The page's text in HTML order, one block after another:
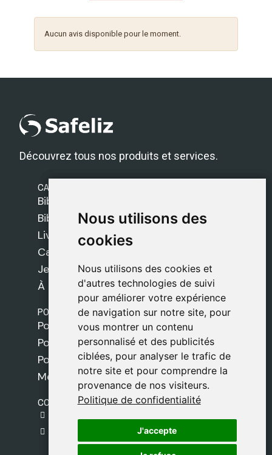
Nous utilisons des
cookies
Nous utilisons des cookies et
d'autres technologies de suivi
pour améliorer votre expérience
de navigation sur notre site, pour
vous montrer un contenu
personnalisé et des publicités
ciblées, pour analyser le trafic de
notre site et pour comprendre la
provenance de nos visiteurs.
Politique de confidentialité
J'accepte
Nous utilisons des
cookies
Nous utilisons des cookies et
d'autres technologies de suivi
pour améliorer votre expérience
de navigation sur notre site, pour
vous montrer un contenu
personnalisé et des publicités
ciblées, pour analyser le trafic de
notre site et pour comprendre la
provenance de nos visiteurs.
Politique de confidentialité
J'accepte
Aucun avis disponible pour le moment.
Découvrez tous nos produits et services.
CATÉGORIES
Bibles Safeliz
Bibles
Livres
Cadeaux
Jeux
À propos de nous
POLITIQUES
Politique de livraison
Politique de cookies
Politique de confidentialité
Mentions légales
CONTACT
C. del Pradillo, 6, 28770 Colmenar Viejo,
Madrid